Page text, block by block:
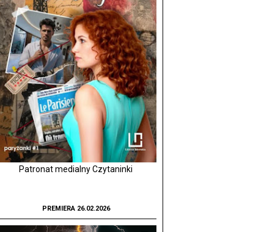
Patronat medialny Czytaninki
PREMIERA 26.02.2026